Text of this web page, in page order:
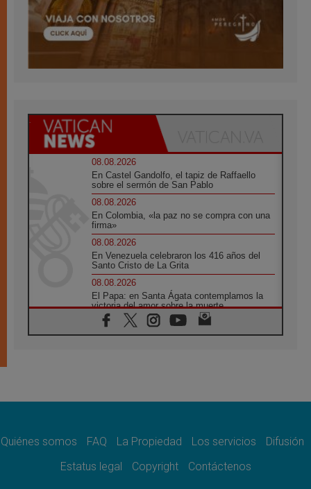
08.08.2026
En Castel Gandolfo, el tapiz de Raffaello
sobre el sermón de San Pablo
08.08.2026
En Colombia, «la paz no se compra con una
firma»
08.08.2026
En Venezuela celebraron los 416 años del
Santo Cristo de La Grita
08.08.2026
El Papa: en Santa Ágata contemplamos la
victoria del amor sobre la muerte
08.08.2026
León XIV visitará el Santuario de la Madre
07.08.2026
07.08.2026
el compromiso del cristiano"
Quiénes somos FAQ La Propiedad Los servicios
Difusión
Estatus legal
Copyright Contáctenos